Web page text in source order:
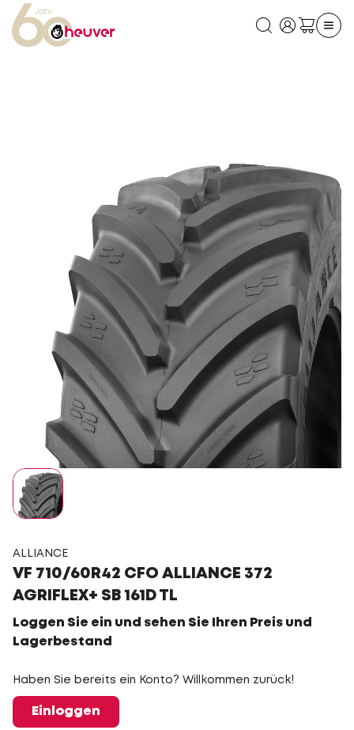
ALLIANCE
VF 710/60R42 CFO ALLIANCE 372
AGRIFLEX+ SB 161D TL
Loggen Sie ein und sehen Sie Ihren Preis und
Lagerbestand
Haben Sie bereits ein Konto? Willkommen zurück!
Einloggen